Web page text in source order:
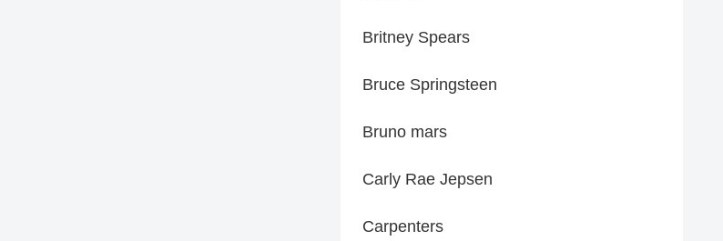
Britney Spears
Bruce Springsteen
Bruno mars
Carly Rae Jepsen
Carpenters